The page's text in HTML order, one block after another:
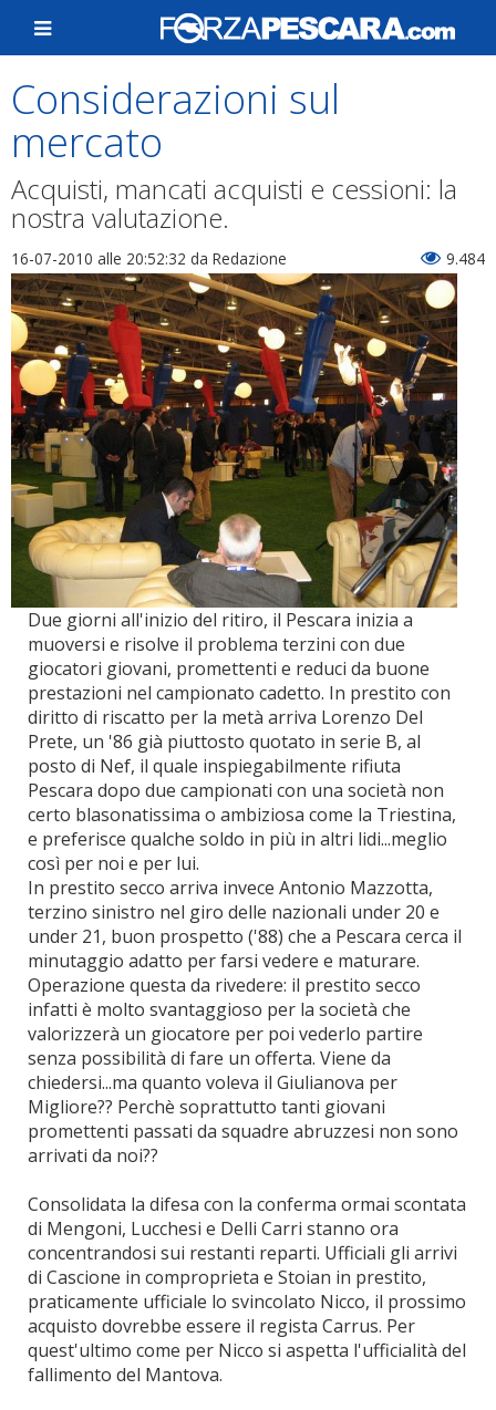
Considerazioni sul
mercato
Acquisti, mancati acquisti e cessioni: la
nostra valutazione.
16-07-2010 alle 20:52:32 da Redazione 9.484
Due giorni all'inizio del ritiro, il Pescara inizia a
muoversi e risolve il problema terzini con due
giocatori giovani, promettenti e reduci da buone
prestazioni nel campionato cadetto. In prestito con
diritto di riscatto per la metà arriva Lorenzo Del
Prete, un '86 già piuttosto quotato in serie B, al
posto di Nef, il quale inspiegabilmente rifiuta
Pescara dopo due campionati con una società non
certo blasonatissima o ambiziosa come la Triestina,
e preferisce qualche soldo in più in altri lidi...meglio
così per noi e per lui.
In prestito secco arriva invece Antonio Mazzotta,
terzino sinistro nel giro delle nazionali under 20 e
under 21, buon prospetto ('88) che a Pescara cerca il
minutaggio adatto per farsi vedere e maturare.
Operazione questa da rivedere: il prestito secco
infatti è molto svantaggioso per la società che
valorizzerà un giocatore per poi vederlo partire
senza possibilità di fare un offerta. Viene da
chiedersi...ma quanto voleva il Giulianova per
Migliore?? Perchè soprattutto tanti giovani
promettenti passati da squadre abruzzesi non sono
arrivati da noi??
Consolidata la difesa con la conferma ormai scontata
di Mengoni, Lucchesi e Delli Carri stanno ora
concentrandosi sui restanti reparti. Ufficiali gli arrivi
di Cascione in comproprieta e Stoian in prestito,
praticamente ufficiale lo svincolato Nicco, il prossimo
acquisto dovrebbe essere il regista Carrus. Per
quest'ultimo come per Nicco si aspetta l'ufficialità del
fallimento del Mantova.